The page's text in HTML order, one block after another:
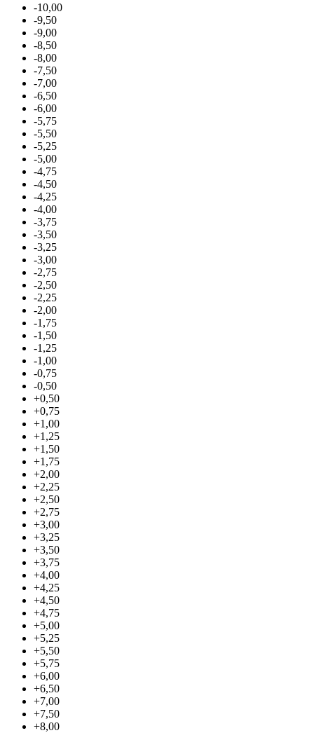
-10,00
-9,50
-9,00
-8,50
-8,00
-7,50
-7,00
-6,50
-6,00
-5,75
-5,50
-5,25
-5,00
-4,75
-4,50
-4,25
-4,00
-3,75
-3,50
-3,25
-3,00
-2,75
-2,50
-2,25
-2,00
-1,75
-1,50
-1,25
-1,00
-0,75
-0,50
+0,50
+0,75
+1,00
+1,25
+1,50
+1,75
+2,00
+2,25
+2,50
+2,75
+3,00
+3,25
+3,50
+3,75
+4,00
+4,25
+4,50
+4,75
+5,00
+5,25
+5,50
+5,75
+6,00
+6,50
+7,00
+7,50
+8,00